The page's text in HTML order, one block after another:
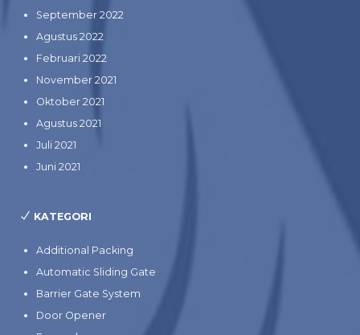
September 2022
Agustus 2022
Februari 2022
November 2021
Oktober 2021
Agustus 2021
Juli 2021
Juni 2021
KATEGORI
Additional Packing
Automatic Sliding Gate
Barrier Gate System
Door Opener